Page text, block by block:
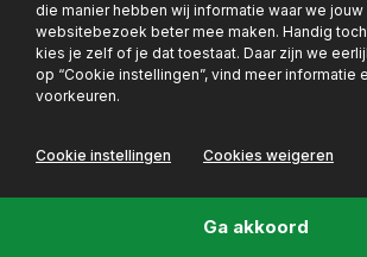
die manier hebben wij informatie waar we jouw
websitebezoek beter mee maken. Handig
kies je zelf of je dat toestaat. Daar zijn we
op “Cookie instellingen”, vind meer informatie
voorkeuren.
Cookie instellingen Cookies weigeren
Ga akkoord